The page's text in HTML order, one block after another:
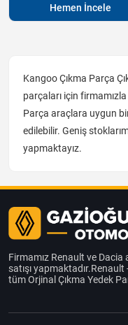
Hemen İncele
Kangoo Çıkma Parça
parçaları için
Parça araçlara uygun
edilebilir. Geniş
yapmaktayız.
Firmamız Renault ve Dacia
satışı
tüm Orjinal Çıkma Yedek